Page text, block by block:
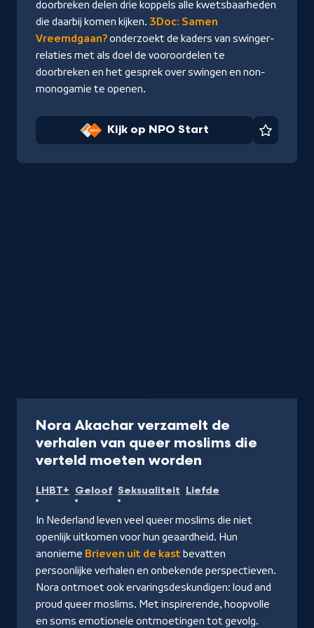
doorbreken delen drie koppels alle kwetsbaarheden
die daarbij komen kijken. 3Doc: Samen
Vreemdgaan?onderzoekt de kaders van swinger-
relaties met als doel de vooroordelen te
doorbreken en het gesprek over swingen en non-
monogamie te openen.
Kijk op NPO Start
Nora Akachar verzamelt de
verhalen van queer moslims die
verteld moeten worden
op
NPO
Start
LHBT+ Geloof Seksualiteit Liefde
In Nederland leven veel queer moslims die niet
openlijk uitkomen voor hun geaardheid. Hun
anonieme Brieven uit de kast bevatten
persoonlijke verhalen en onbekende perspectieven.
Nora ontmoet ook ervaringsdeskundigen: loud and
proud queer moslims. Met inspirerende, hoopvolle
en soms emotionele ontmoetingen tot gevolg.